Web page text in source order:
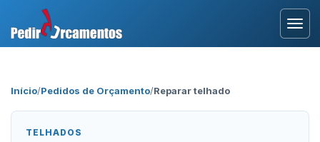
Início/Pedidos de Orçamento/Reparar telhado
TELHADOS
Área Profissional